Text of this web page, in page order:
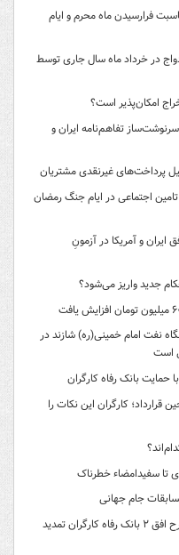
فرارسیدن ماه محرم و ایام
تسهیلات ازدواج در خرداد ماه سال جاری توسط
امکان‌پذیر است؟
دیپلماسی ایران؛ جزئیات ۱۴ بند سرنوشت‌ساز تفاهم‌نامه ایران و
پرداخت‌های غیرنقدی مشتریان
اجتماعی در ایام جنگ رمضان
ایران و آمریکا در آزمونِ
جدید واریز می‌شود؟
نفت امام خمینی(ره) شازند در
است
بانک رفاه کارگران
کارگران این نکات را
جام جهانی
مهلت افتتاح حساب و پرداخت تسهیلات در طرح افق ۲ بانک رفاه کارگران تمدید